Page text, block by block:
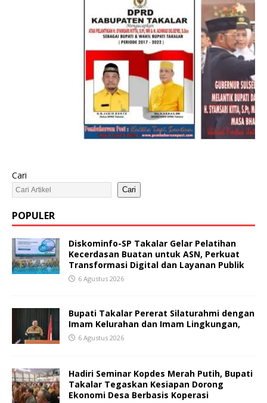
Cari
Cari
POPULER
Diskominfo-SP Takalar Gelar Pelatihan
Kecerdasan Buatan untuk ASN, Perkuat
Transformasi Digital dan Layanan Publik
6 Agustus 2026
Bupati Takalar Pererat Silaturahmi dengan
Imam Kelurahan dan Imam Lingkungan,
6 Agustus 2026
Hadiri Seminar Kopdes Merah Putih, Bupati
Takalar Tegaskan Kesiapan Dorong
Ekonomi Desa Berbasis Koperasi